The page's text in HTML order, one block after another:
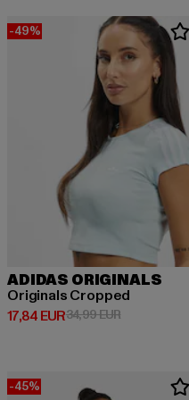
-49%
ADIDAS ORIGINALS
Originals Cropped
17,84 EUR
Derzeitiger Preis: 17,84 EUR
34,99 EUR
-45%